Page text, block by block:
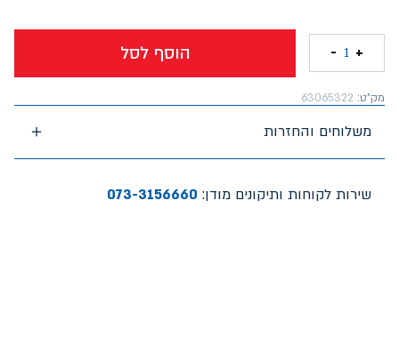
הוסף לסל +
1
-
מק"ט: 63065322
משלוחים והחזרות
שירות לקוחות ותיקונים מודן: 073-3156660